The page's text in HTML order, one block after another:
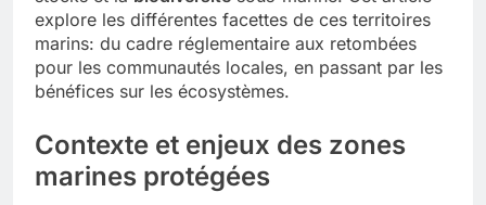
explore les différentes facettes de ces territoires
marins: du cadre réglementaire aux retombées
pour les communautés locales, en passant par les
bénéfices sur les écosystèmes.
Contexte et enjeux des zones
marines protégées